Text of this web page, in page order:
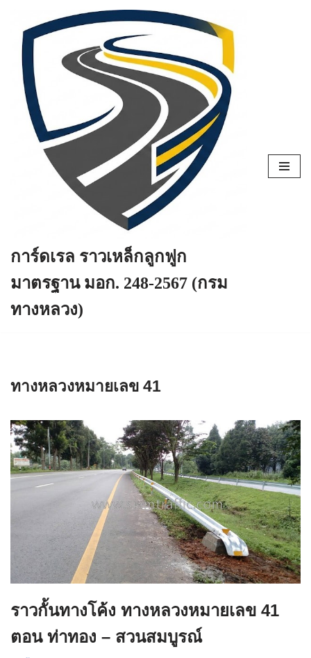
Skip
content
การ์ดเรล ราวเหล็กลูกฟูก
มาตรฐาน มอก. 248-2567 (กรม
ทางหลวง)
ทางหลวงหมายเลข 41
ราวกั้นทางโค้ง ทางหลวงหมายเลข 41
ตอน ท่าทอง – สวนสมบูรณ์